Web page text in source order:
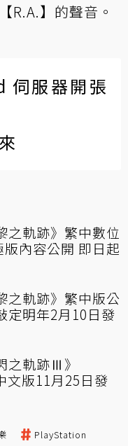
R.A.】的聲音。
伺服器開張
之軌跡》繁中數位
內容公開 即日起
之軌跡》繁中版公
定明年2月10日發
之軌跡Ⅲ》
文版11月25日發
PlayStation